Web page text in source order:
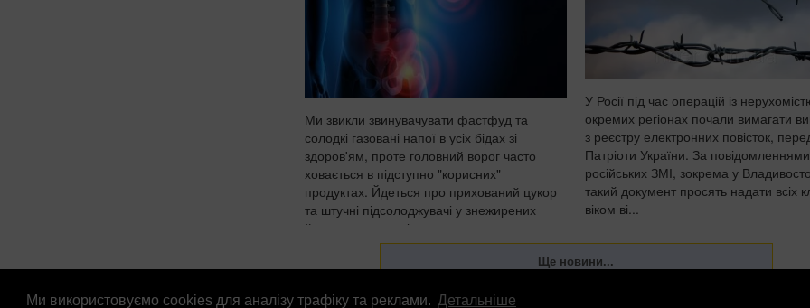
Ми використовуємо cookies для аналізу трафіку та реклами. Детальніше
Ми звикли звинувачувати фастфуд та
солодкі газовані напої в усіх бідах зі
здоров'ям, проте головний ворог часто
ховається в підступно "корисних"
продуктах. Йдеться про прихований цукор
та штучні підсолоджувачі у знежирених
йогуртах, соусах і готових сн...
У Росії під час операцій із
окремих регіонах почали вимагати
з реєстру електронних повісток,
Патріоти України. За повідомленнями
російських ЗМІ, зокрема у
такий документ просять надати всіх
віком ві...